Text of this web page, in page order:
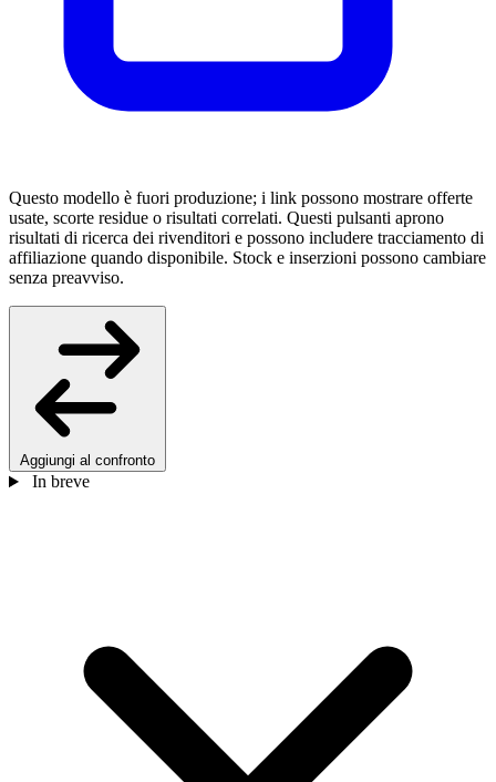
Questo modello è fuori produzione; i link possono mostrare offerte
usate, scorte residue o risultati correlati. Questi pulsanti aprono
risultati di ricerca dei rivenditori e possono includere tracciamento di
affiliazione quando disponibile. Stock e inserzioni possono cambiare
senza preavviso.
Aggiungi al confronto
In breve